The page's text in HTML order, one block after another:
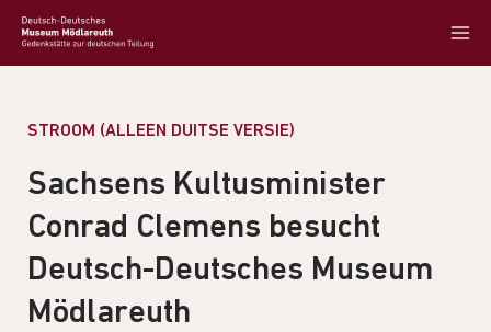
STROOM (ALLEEN DUITSE VERSIE)
Sachsens Kultusminister
Conrad Clemens besucht
Deutsch-Deutsches Museum
Mödlareuth